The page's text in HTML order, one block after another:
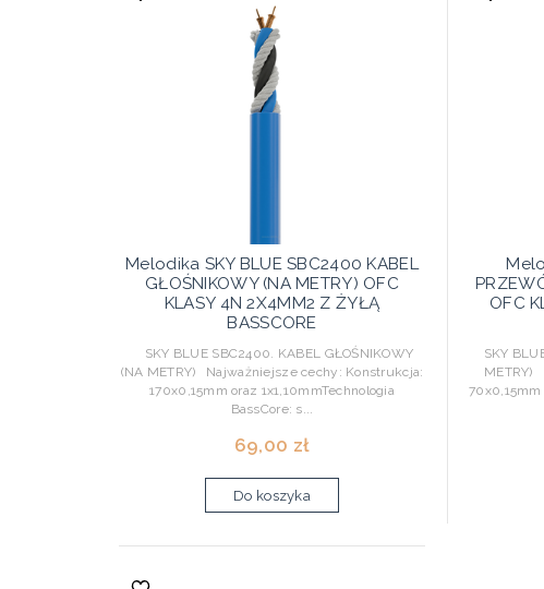
Melodika SKY BLUE SBC2400 KABEL
GŁOŚNIKOWY (NA METRY) OFC
KLASY 4N 2X4MM2 Z ŻYŁĄ
BASSCORE
SKY BLUE SBC2400. KABEL GŁOŚNIKOWY
(NA METRY) Najważniejsze cechy: Konstrukcja:
170x0,15mm oraz 1x1,10mmTechnologia
BassCore: s...
69,00 zł
Do koszyka
OFC
SKY
METRY)
70x0,15mm